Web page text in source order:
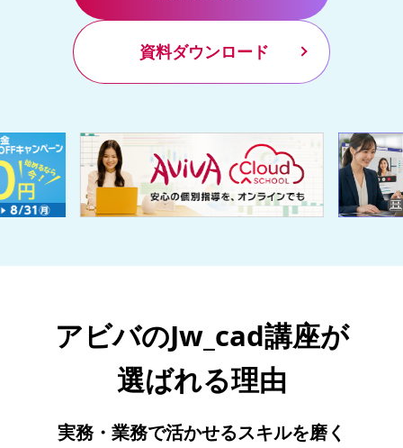
資料ダウンロード
アビバのJw_cad講座が
選ばれる理由
実務・業務で活かせるスキルを磨く